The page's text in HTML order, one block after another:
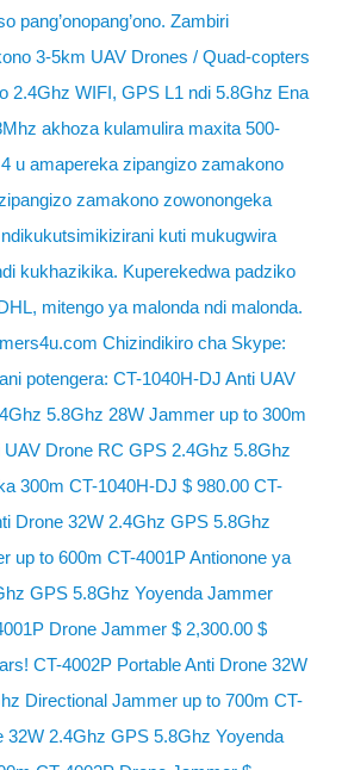
pang’onopang’ono. Zambiri
3-5km UAV Drones / Quad-copters
2.4Ghz WIFI, GPS L1 ndi 5.8Ghz Ena
akhoza kulamulira maxita 500-
u amapereka zipangizo zamakono
zamakono zowonongeka
kuti mukugwira
kukhazikika. Kuperekedwa padziko
mitengo ya malonda ndi malonda.
Chizindikiro cha Skype:
potengera: CT-1040H-DJ Anti UAV
5.8Ghz 28W Jammer up to 300m
Drone RC GPS 2.4Ghz 5.8Ghz
300m CT-1040H-DJ $ 980.00 CT-
Drone 32W 2.4Ghz GPS 5.8Ghz
up to 600m CT-4001P Antionone ya
GPS 5.8Ghz Yoyenda Jammer
Drone Jammer $ 2,300.00 $
CT-4002P Portable Anti Drone 32W
Directional Jammer up to 700m CT-
32W 2.4Ghz GPS 5.8Ghz Yoyenda